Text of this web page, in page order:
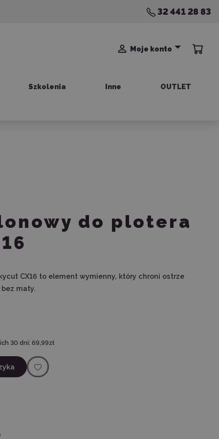
32 441 28 83
Moje konto
Szkolenia Inne OUTLET
do plotera
CX16 to element wymienny, który chroni ostrze
maty.
30 dni: 69,99zł